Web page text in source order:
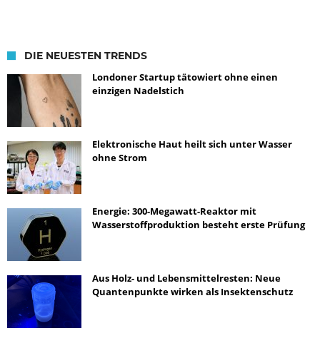
DIE NEUESTEN TRENDS
Londoner Startup tätowiert ohne einen
einzigen Nadelstich
Elektronische Haut heilt sich unter Wasser
ohne Strom
Energie: 300-Megawatt-Reaktor mit
Wasserstoffproduktion besteht erste Prüfung
Aus Holz- und Lebensmittelresten: Neue
Quantenpunkte wirken als Insektenschutz